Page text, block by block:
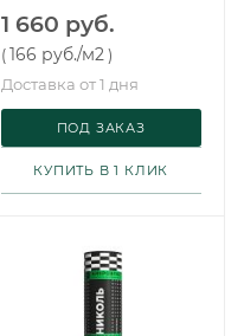
Технониколь 10 м²
1 660 руб.
(166 руб./м2 )
Доставка от 1 дня
ПОД ЗАКАЗ
КУПИТЬ В 1 КЛИК